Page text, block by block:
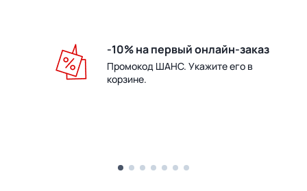
-10% на первый онлайн-заказ
Промокод ШАНС. Укажите его в
корзине.